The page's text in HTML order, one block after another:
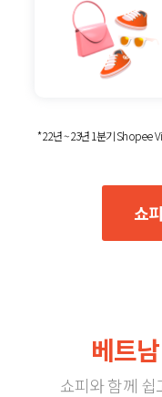
* 22년 ~ 23년 1분기 Shopee
쇼
베트남
쇼피와 함께